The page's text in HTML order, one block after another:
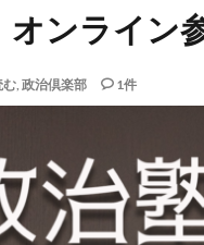
ンライン
む, 政治倶楽部 1件